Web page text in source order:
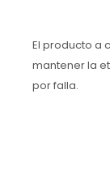
El producto a
mantener la
por falla.